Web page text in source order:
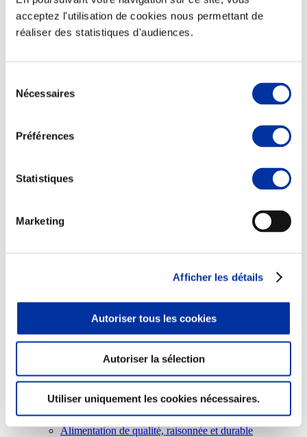
acceptez l'utilisation de cookies nous permettant de
réaliser des statistiques d'audiences.
Nécessaires
Préférences
Statistiques
Marketing
Afficher les détails
Autoriser tous les cookies
Autoriser la sélection
Utiliser uniquement les cookies nécessaires.
Elevage
Transport – mise en marché
Abattoir
Partenaire Climat
Alimentation de qualité, raisonnée et durable